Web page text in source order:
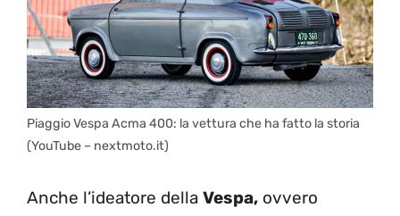
Piaggio Vespa Acma 400: la vettura che ha fatto la storia
(YouTube – nextmoto.it)
Anche l’ideatore della Vespa, ovvero